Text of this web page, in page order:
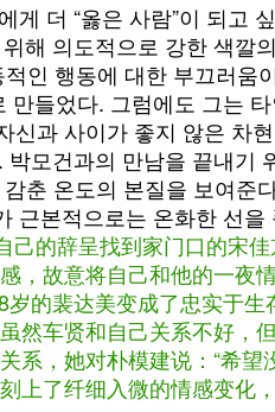
더 “옳은 사람”이 되고
해 의도적으로 강한 색깔
인 행동에 대한 부끄러움
만들었다. 그럼에도 그는
과 사이가 좋지 않은 차
모건과의 만남을 끝내기
춘 온도의 본질을 보여준
근본적으로는 온화한 선
的辞呈找到家门口的宋
故意将自己和他的一夜
的裴达美变成了忠实于
然车贤和自己关系不好，
，她对朴模建说：“希望
上了纤细入微的情感变化